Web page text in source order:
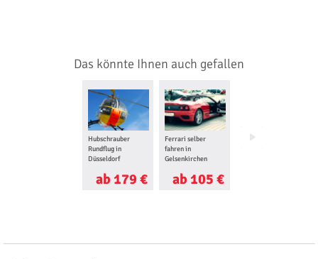
Das könnte Ihnen auch gefallen
Hubschrauber
Rundflug in
Düsseldorf
ab 179 €
Ferrari selber
fahren in
Gelsenkirchen
ab 105 €
Paintball spielen in